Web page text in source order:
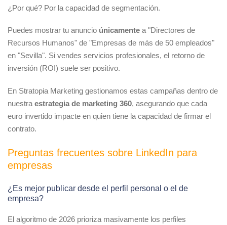
¿Por qué? Por la capacidad de segmentación.
Puedes mostrar tu anuncio únicamente a "Directores de
Recursos Humanos" de "Empresas de más de 50 empleados"
en "Sevilla". Si vendes servicios profesionales, el retorno de
inversión (ROI) suele ser positivo.
En Stratopia Marketing gestionamos estas campañas dentro de
nuestra estrategia de marketing 360, asegurando que cada
euro invertido impacte en quien tiene la capacidad de firmar el
contrato.
Preguntas frecuentes sobre LinkedIn para
empresas
¿Es mejor publicar desde el perfil personal o el de
empresa?
El algoritmo de 2026 prioriza masivamente los perfiles